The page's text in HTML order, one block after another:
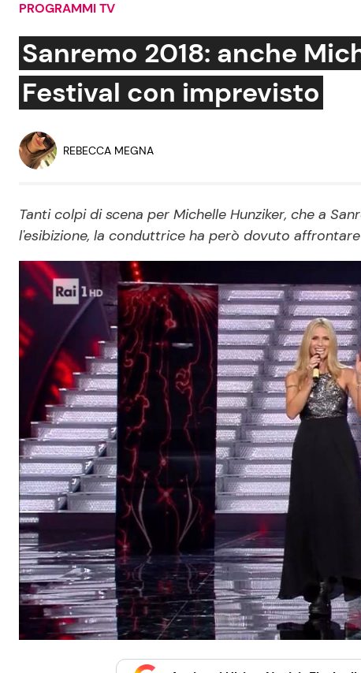
Social News
News dal mondo
Benessere
Mondo Mamma
News benessere
Salute
Viaggi e Turismo
Festività
PROGRAMMI TV
Sanremo 2018: anche
Festival con imprevisto
REBECCA MEGNA
Tanti colpi di scena per Michelle Hunziker, che a
l'esibizione, la conduttrice ha però dovuto